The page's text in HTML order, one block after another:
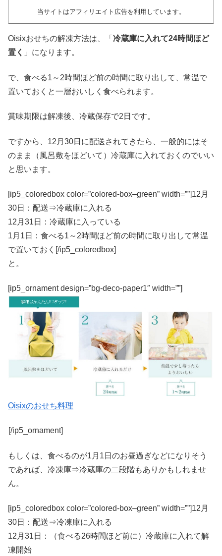
当サイトはアフィリエイト広告を利用しています。
Oisixおせちの解凍方法は、「 冷蔵庫に入れて24時間ほど
置く
」になります。
で、食べる1～2時間ほど前の時間に取り出して、常温で
置いておくと一層おいしく食べられます。
賞味期限は解凍後、冷蔵保存で2日です。
ですから、12月30日に配送されてきたら、一般的にはそ
のまま（風呂敷をほどいて）冷蔵庫に入れておくのでいい
と思います。
[ip5_coloredbox color=”colored-box–green” width=””]12月
30日：配送⇒冷蔵庫に入れる
12月31日：冷蔵庫に入っている
1月1日：食べる1～2時間ほど前の時間に取り出して常温
で置いておく[/ip5_coloredbox]
と。
[ip5_ornament design=”bg-deco-paper1″ width=””]
Oisixのおせち料理
[/ip5_ornament]
もしくは、食べるのが1月1日のお昼過ぎなどになりそう
であれば、冷凍庫⇒冷蔵庫の二段階もありかもしれませ
ん。
[ip5_coloredbox color=”colored-box–green” width=””]12月
30日：配送⇒冷凍庫に入れる
12月31日：（食べる26時間ほど前に）冷蔵庫に入れて解
凍開始